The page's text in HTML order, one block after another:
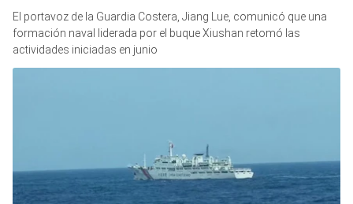
El portavoz de la Guardia Costera, Jiang Lue, comunicó que una
formación naval liderada por el buque Xiushan retomó las
actividades iniciadas en junio